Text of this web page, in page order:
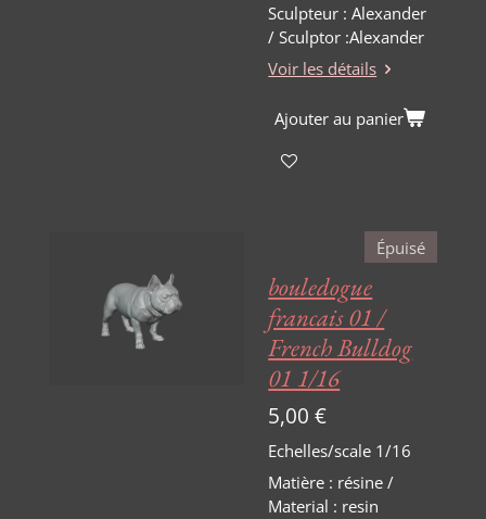
Sculpteur : Alexander
/ Sculptor :Alexander
Voir les détails
Ajouter au panier
Épuisé
bouledogue
francais 01 /
French Bulldog
01 1/16
5,00 €
Echelles/scale 1/16
Matière : résine /
Material : resin